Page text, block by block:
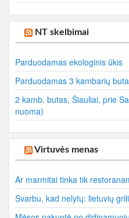
NT skelbimai
Parduodamas ekologinis ūkis
Parduodamas 3 kambarių
2 kamb. butas, Šiauliai, prie
nuoma)
Virtuvės menas
Ar marmitai tinka tik
Svarbu, kad nelytų: lietuvių